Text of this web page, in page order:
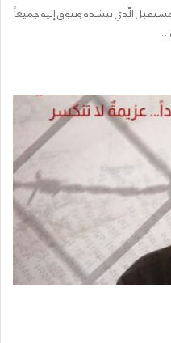
النّدوة الثّقافيّة الأمين إدمون ملحم1المستقبل الّذي ننشده ونتوق إليه جميعاً